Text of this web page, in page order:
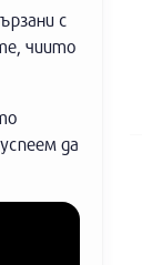
с
чиито
да